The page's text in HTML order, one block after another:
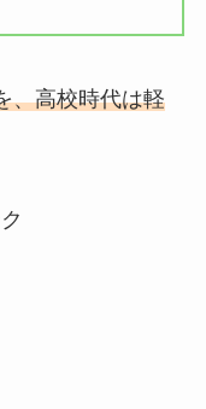
、高校時代は軽